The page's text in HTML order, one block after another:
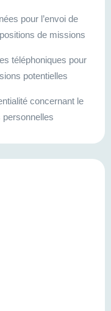
pour l’envoi de
de missions
téléphoniques pour
potentielles
concernant le